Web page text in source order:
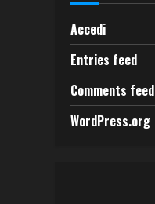
Accedi
Entries feed
Comments feed
WordPress.org